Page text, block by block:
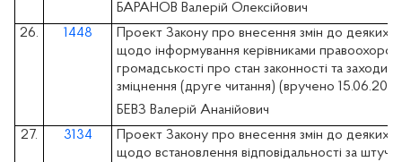
БАРАНОВ Валерій Олексійович
26.
1448
Проект Закону про внесення змін до деяких
щодо інформування керівниками
громадськості про стан законності та заходи
зміцнення (друге читання) (вручено
БЕВЗ Валерій Ананійович
27.
3134
Проект Закону про внесення змін до деяких
щодо встановлення відповідальності за